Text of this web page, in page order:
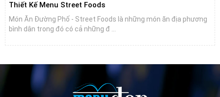
Thiết Kế Menu Street Foods
Món Ăn Đường Phố - Street Foods là những món ăn địa phương
bình dân trong đó có cả những đ ...